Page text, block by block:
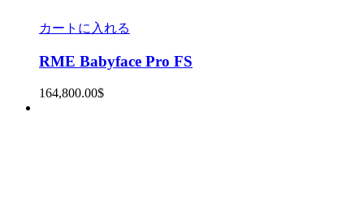
カートに入れる
RME Babyface Pro FS
164,800.00$